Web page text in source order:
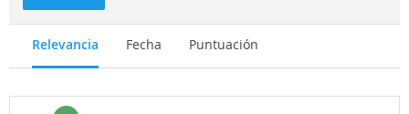
Relevancia Fecha Puntuación